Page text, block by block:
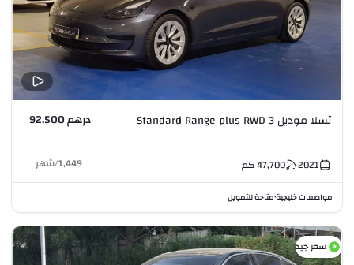
تسلا موديل 3 Standard Range plus RWD درهم 92,500
2021
47,700كم 1,449
/شهر
مواصفات خليجية•متاحة للتمويل
سعر جيد